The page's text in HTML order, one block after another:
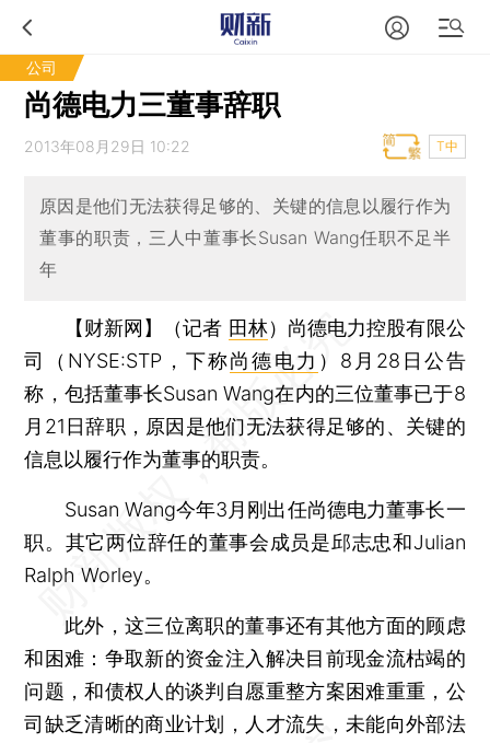
公司
尚德电力三董事辞职
2013年08月29日 10:22 T中
原因是他们无法获得足够的、关键的信息以履行作为
董事的职责，三人中董事长Susan Wang任职不足半
年
【财新网】（记者 田林） 尚德电力控股有限公
司（NYSE:STP，下称尚德电力 ）8月28日公告
称，包括董事长Susan Wang在内的三位董事已于8
月21日辞职，原因是他们无法获得足够的、关键的
信息以履行作为董事的职责。
Susan Wang今年3月刚出任尚德电力董事长一
职。其它两位辞任的董事会成员是邱志忠和Julian
Ralph Worley。
此外，这三位离职的董事还有其他方面的顾虑
和困难：争取新的资金注入解决目前现金流枯竭的
问题，和债权人的谈判自愿重整方案困难重重，公
司缺乏清晰的商业计划，人才流失，未能向外部法